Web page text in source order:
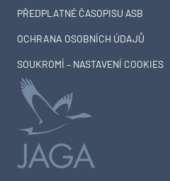
PŘEDPLATNÉ ČASOPISU ASB
OCHRANA OSOBNÍCH ÚDAJŮ
SOUKROMÍ – NASTAVENÍ COOKIES